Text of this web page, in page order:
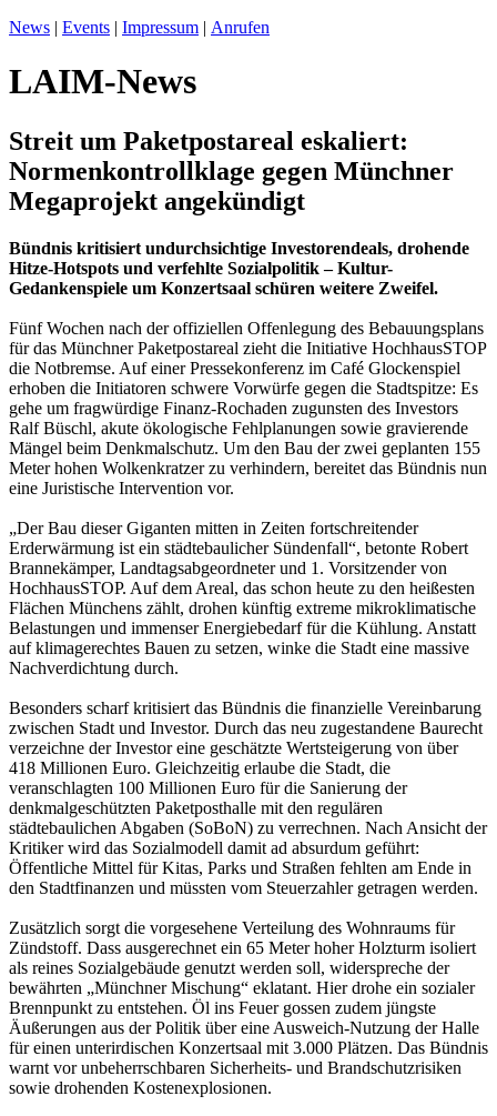
News | Events | Impressum | Anrufen
LAIM-News
Streit um Paketpostareal eskaliert:
Normenkontrollklage gegen Münchner
Megaprojekt angekündigt
Bündnis kritisiert undurchsichtige Investorendeals, drohende
Hitze-Hotspots und verfehlte Sozialpolitik – Kultur-
Gedankenspiele um Konzertsaal schüren weitere Zweifel.
Fünf Wochen nach der offiziellen Offenlegung des Bebauungsplans
für das Münchner Paketpostareal zieht die Initiative HochhausSTOP
die Notbremse. Auf einer Pressekonferenz im Café Glockenspiel
erhoben die Initiatoren schwere Vorwürfe gegen die Stadtspitze: Es
gehe um fragwürdige Finanz-Rochaden zugunsten des Investors
Ralf Büschl, akute ökologische Fehlplanungen sowie gravierende
Mängel beim Denkmalschutz. Um den Bau der zwei geplanten 155
Meter hohen Wolkenkratzer zu verhindern, bereitet das Bündnis nun
eine Juristische Intervention vor.
„Der Bau dieser Giganten mitten in Zeiten fortschreitender
Erderwärmung ist ein städtebaulicher Sündenfall“, betonte Robert
Brannekämper, Landtagsabgeordneter und 1. Vorsitzender von
HochhausSTOP. Auf dem Areal, das schon heute zu den heißesten
Flächen Münchens zählt, drohen künftig extreme mikroklimatische
Belastungen und immenser Energiebedarf für die Kühlung. Anstatt
auf klimagerechtes Bauen zu setzen, winke die Stadt eine massive
Nachverdichtung durch.
Besonders scharf kritisiert das Bündnis die finanzielle Vereinbarung
zwischen Stadt und Investor. Durch das neu zugestandene Baurecht
verzeichne der Investor eine geschätzte Wertsteigerung von über
418 Millionen Euro. Gleichzeitig erlaube die Stadt, die
veranschlagten 100 Millionen Euro für die Sanierung der
denkmalgeschützten Paketposthalle mit den regulären
städtebaulichen Abgaben (SoBoN) zu verrechnen. Nach Ansicht der
Kritiker wird das Sozialmodell damit ad absurdum geführt:
Öffentliche Mittel für Kitas, Parks und Straßen fehlten am Ende in
den Stadtfinanzen und müssten vom Steuerzahler getragen werden.
Zusätzlich sorgt die vorgesehene Verteilung des Wohnraums für
Zündstoff. Dass ausgerechnet ein 65 Meter hoher Holzturm isoliert
als reines Sozialgebäude genutzt werden soll, widerspreche der
bewährten „Münchner Mischung“ eklatant. Hier drohe ein sozialer
Brennpunkt zu entstehen. Öl ins Feuer gossen zudem jüngste
Äußerungen aus der Politik über eine Ausweich-Nutzung der Halle
für einen unterirdischen Konzertsaal mit 3.000 Plätzen. Das Bündnis
warnt vor unbeherrschbaren Sicherheits- und Brandschutzrisiken
sowie drohenden Kostenexplosionen.